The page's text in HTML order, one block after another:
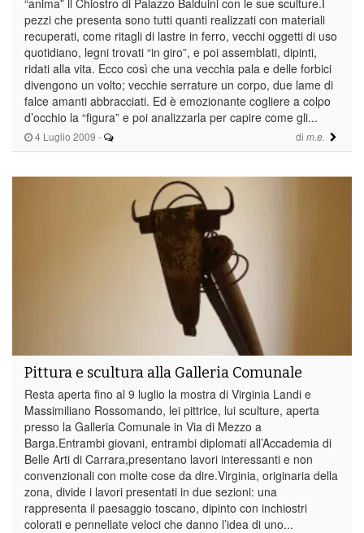
4 Luglio 2009 - di m.e.
pezzi che presenta sono tutti quanti realizzati con materiali
recuperati, come ritagli di lastre in ferro, vecchi oggetti di uso
quotidiano, legni trovati “in giro”, e poi assemblati, dipinti,
ridati alla vita. Ecco così che una vecchia pala e delle forbici
divengono un volto; vecchie serrature un corpo, due lame di
falce amanti abbracciati. Ed è emozionante cogliere a colpo
d’occhio la “figura” e poi analizzarla per capire come gli...
Pittura e scultura alla Galleria Comunale
Resta aperta fino al 9 luglio la mostra di Virginia Landi e
Massimiliano Rossomando, lei pittrice, lui sculture, aperta
presso la Galleria Comunale in Via di Mezzo a
Barga.Entrambi giovani, entrambi diplomati all’Accademia di
Belle Arti di Carrara,presentano lavori interessanti e non
convenzionali con molte cose da dire.Virginia, originaria della
zona, divide i lavori presentati in due sezioni: una
rappresenta il paesaggio toscano, dipinto con inchiostri
colorati e pennellate veloci che danno l’idea di uno...